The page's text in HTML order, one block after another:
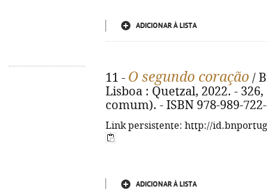
ADICIONAR À LISTA
11 - O segundo coração /
Lisboa : Quetzal, 2022. -
comum). - ISBN 978-989-
Link persistente: http://
ADICIONAR À LISTA